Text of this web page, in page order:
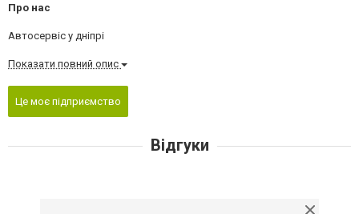
Про нас
Автосервіс у дніпрі
Показати повний опис
Це моє підприємство
Відгуки